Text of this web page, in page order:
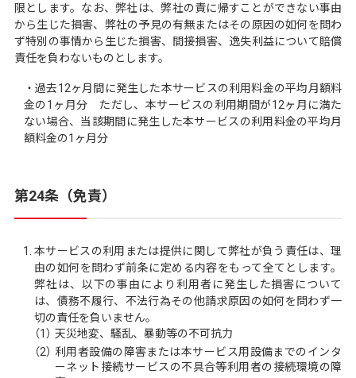
限とします。なお、弊社は、弊社の責に帰すことができない事由
から生じた損害、弊社の予見の有無またはその原因の如何を問わ
ず特別の事情から生じた損害、間接損害、逸失利益について賠償
責任を負わないものとします。
・過去12ヶ月間に発生した本サービスの利用料金の平均月額料
金の1ヶ月分 ただし、本サービスの利用期間が12ヶ月に満た
ない場合、当該期間に発生した本サービスの利用料金の平均月
額料金の1ヶ月分
第24条（免責）
本サービスの利用または提供に関して弊社が負う責任は、理
由の如何を問わず前条に定める内容をもって全てとします。
弊社は、以下の事由により利用者に発生した損害について
は、債務不履行、不法行為その他請求原因の如何を問わず一
切の責任を負いません。
（1）天災地変、騒乱、暴動等の不可抗力
（2）利用者設備の障害または本サービス用設備までのインタ
ーネット接続サービスの不具合等利用者の接続環境の障